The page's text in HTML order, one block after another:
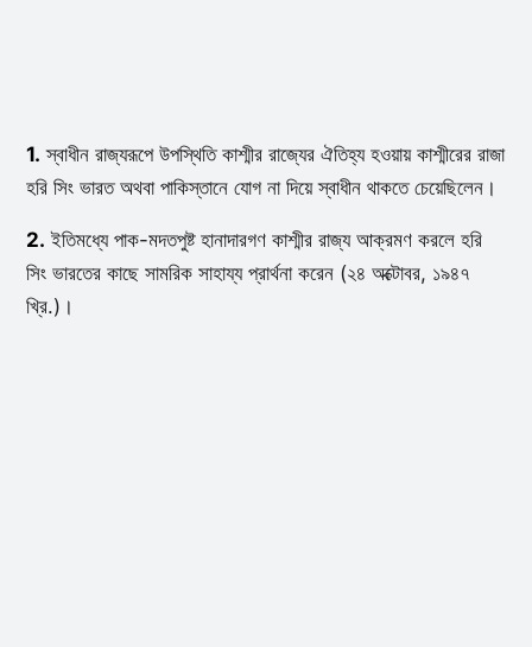
1. স্বাধীন রাজ্যরূপে উপস্থিতি কাশ্মীর রাজ্যের ঐতিহ্য হওয়ায় কাশ্মীরের রাজা
হরি সিং ভারত অথবা পাকিস্তানে যোগ না দিয়ে স্বাধীন থাকতে চেয়েছিলেন।
2. ইতিমধ্যে পাক-মদতপুষ্ট হানাদারগণ কাশ্মীর রাজ্য আক্রমণ করলে হরি
সিং ভারতের কাছে সামরিক সাহায্য প্রার্থনা করেন (২৪ অক্টোবর, ১৯৪৭
খ্রি.)।